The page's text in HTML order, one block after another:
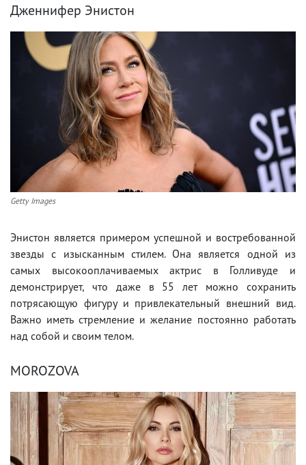
Дженнифер Энистон
Getty Images
Энистон является примером успешной и востребованной
звезды с изысканным стилем. Она является одной из
самых высокооплачиваемых актрис в Голливуде и
демонстрирует, что даже в 55 лет можно сохранить
потрясающую фигуру и привлекательный внешний вид.
Важно иметь стремление и желание постоянно работать
над собой и своим телом.
MOROZOVA